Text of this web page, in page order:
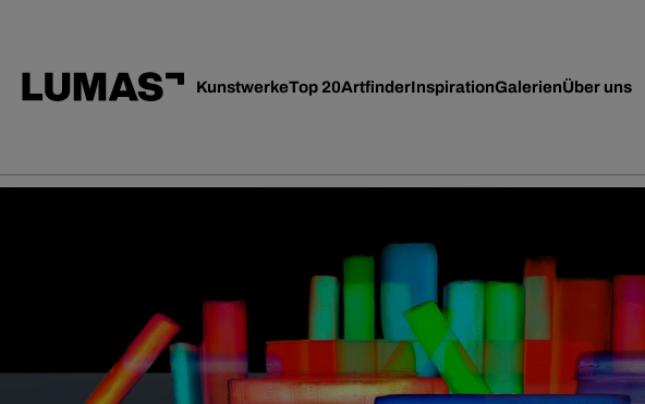
KunstwerkeTop 20ArtfinderInspirationGalerienÜber uns